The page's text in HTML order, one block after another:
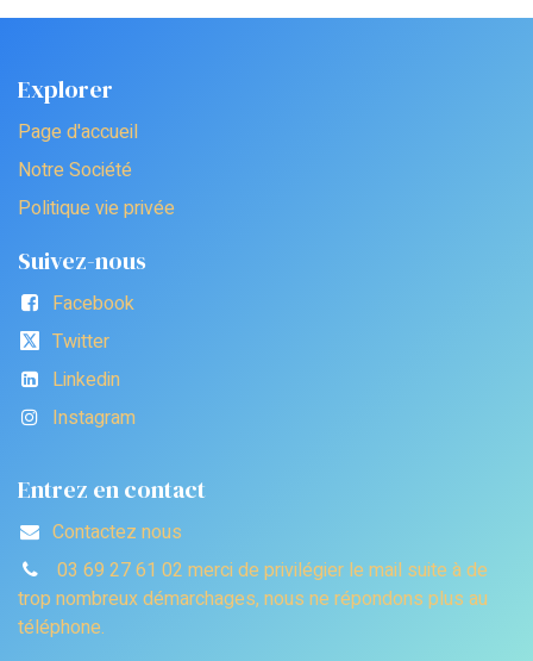
Explorer
Page d'accueil
Notre Société
Politique vie privée
Suivez-nous
Facebook
Twitter
Linkedin
Instagram
Entrez en contact
Contactez nous
03 69 27 61 02 merci de privilégier le mail suite à de
trop nombreux démarchages, nous ne répondons plus au
téléphone.